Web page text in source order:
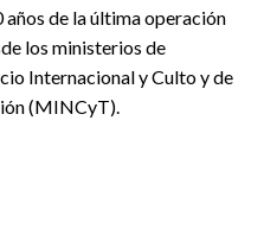
años de la última operación
los ministerios de
Internacional y Culto y de
(MINCyT).